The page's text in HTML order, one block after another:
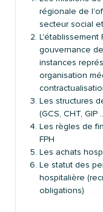
régionale de
secteur social
L'établissement
gouvernance
instances
organisation
Les structures
(GCS, CHT, GIP
Les règles de
FPH
Les achats
Le statut des
hospitalière
obligations)